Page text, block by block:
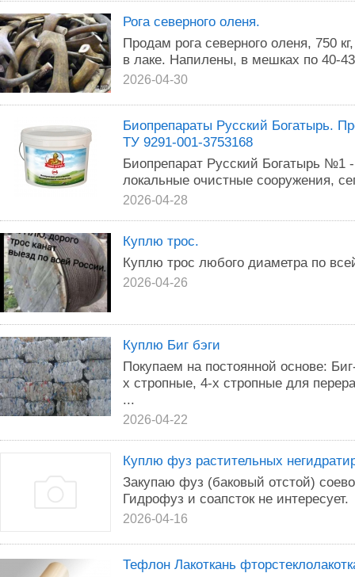
Рога северного оленя.
Продам рога северного оленя, 750
в лаке. Напилены, в мешках по 40-43
2026-04-30
Биопрепараты Русский Богатырь.
ТУ 9291-001-3753168
Биопрепарат Русский Богатырь №1
локальные очистные сооружения,
2026-04-28
Куплю трос.
Куплю трос любого диаметра по
2026-04-26
Куплю Биг бэги
Покупаем на постоянной основе:
х стропные, 4-х стропные для
...
2026-04-22
Куплю фуз растительных
Закупаю фуз (баковый отстой)
Гидрофуз и соапсток не интересует.
2026-04-16
Тефлон Лакоткань